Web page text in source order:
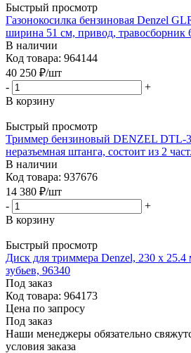
Быстрый просмотр
Газонокосилка бензиновая Denzel
ширина 51 см, привод, травосборник
В наличии
Код товара: 964144
40 250 ₽/шт
-
+
В корзину
Быстрый просмотр
Триммер бензиновый DENZEL DTL-
неразъемная штанга, состоит из 2
В наличии
Код товара: 937676
14 380 ₽/шт
-
+
В корзину
Быстрый просмотр
Диск для триммера Denzel, 230 х
зубьев, 96340
Под заказ
Код товара: 964173
Цена по запросу
Под заказ
Наши менеджеры обязательно
условия заказа